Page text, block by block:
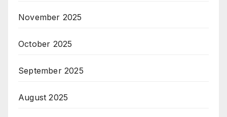
November 2025
October 2025
September 2025
August 2025